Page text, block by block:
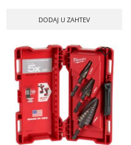
DODAJ U ZAHTEV